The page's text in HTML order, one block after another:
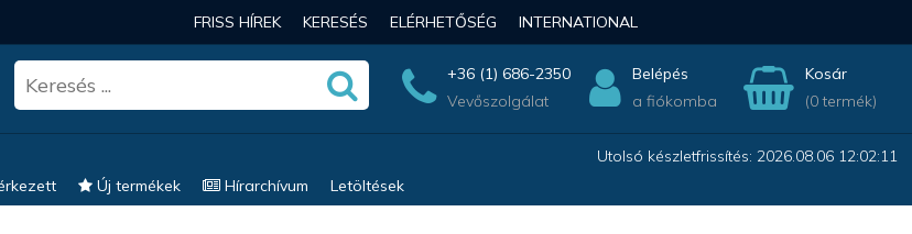
FRISS HÍREK KERESÉS ELÉRHETŐSÉG INTERNATIONAL
+36 (1) 686-2350
Vevőszolgálat
Belépés
a fiókomba
Kosár
(0 termék)
Utolsó készletfrissítés: 2026.08.06 12:02:11
Új termékek Hírarchívum Letöltések